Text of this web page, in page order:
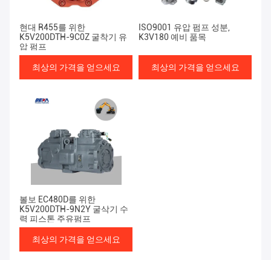
현대 R455를 위한
K5V200DTH-9C0Z 굴착기 유
압 펌프
최상의 가격을 얻으세요
ISO9001 유압 펌프 성분,
K3V180 예비 품목
최상의 가격을 얻으세요
볼보 EC480D를 위한
K5V200DTH-9N2Y 굴삭기 수
력 피스톤 주유펌프
최상의 가격을 얻으세요